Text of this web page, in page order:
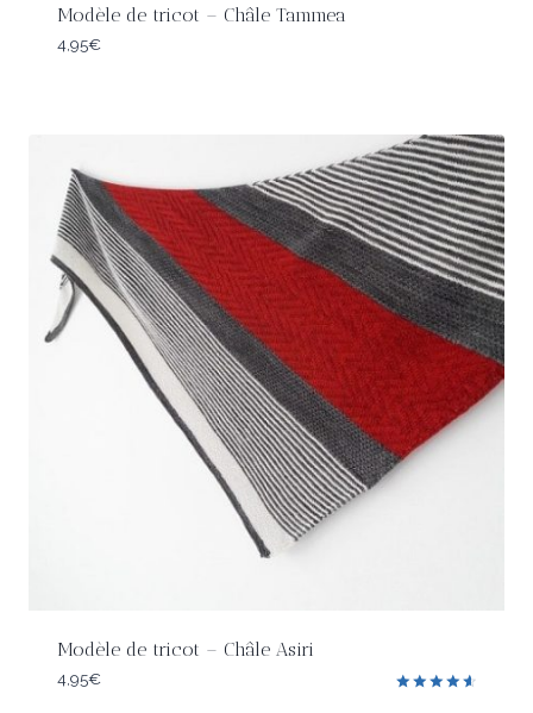
Modèle de tricot – Châle Tammea
4,95€
Modèle de tricot – Châle Asiri
4,95€